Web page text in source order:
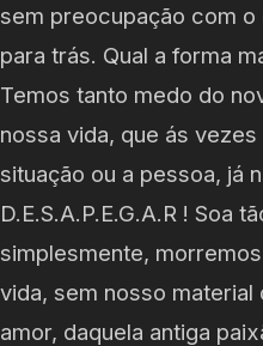
sem preocupação com
para trás. Qual a forma
Temos tanto medo do
nossa vida, que ás
situação ou a pessoa, já
D.E.S.A.P.E.G.A.R ! Soa
simplesmente,
vida, sem nosso material
amor, daquela antiga